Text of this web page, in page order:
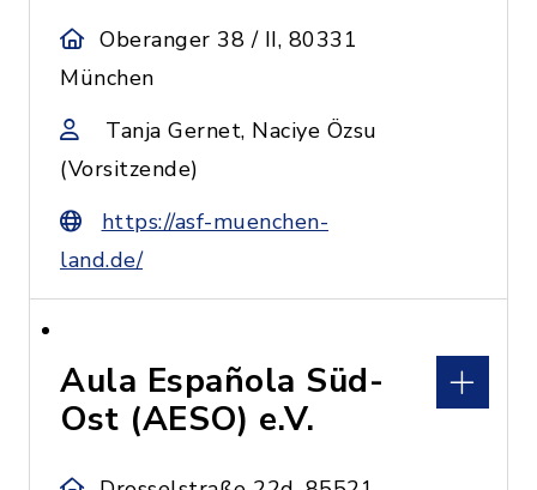
Oberanger 38 / II, 80331
München
Tanja Gernet, Naciye Özsu
(Vorsitzende)
https://asf-muenchen-
land.de/
Aula Española Süd-
Ost (AESO) e.V.